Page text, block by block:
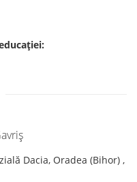
Dacia, Oradea (Bihor) ,